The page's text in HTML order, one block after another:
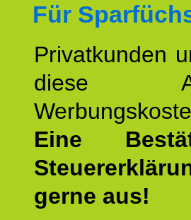
Für
Privatkunden
diese
Eine
gerne aus!